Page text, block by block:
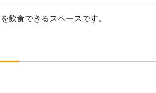
飲食できるスペースです。